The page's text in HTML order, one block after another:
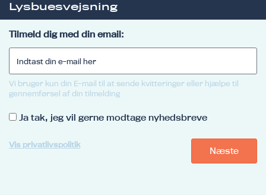
Bliv faglært
Kursus
Lysbuesvejsning
Tilmeld dig med din email:
Vi bruger kun din E-mail til at sende kvitteringer eller hjælpe til
gennemførsel af din tilmelding
Ja tak, jeg vil gerne modtage nyhedsbreve
Vis privatlivspolitik